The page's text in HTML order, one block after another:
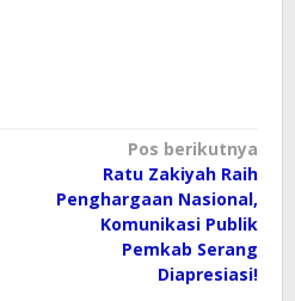
Pos berikutnya
Ratu Zakiyah Raih
Penghargaan Nasional,
Komunikasi Publik
Pemkab Serang
Diapresiasi!